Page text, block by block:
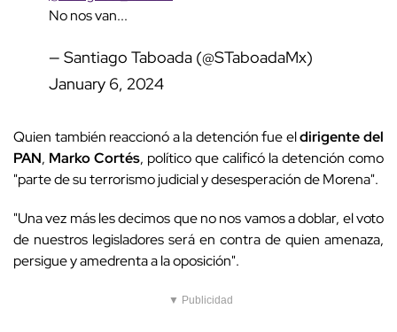
No nos van...
— Santiago Taboada (@STaboadaMx)
January 6, 2024
Quien también reaccionó a la detención fue eldirigente del
PAN, Marko Cortés, político que calificó la detención como
"parte de su terrorismo judicial y desesperación de Morena".
"Una vez más les decimos que no nos vamos a doblar, el voto
de nuestros legisladores será en contra de quien amenaza,
persigue y amedrenta a la oposición".
▼ Publicidad